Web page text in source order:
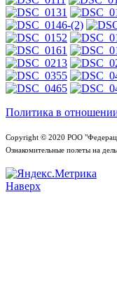
Политика в
Copyright © 2020 РОО
Ознакомительные полеты на
Наверх